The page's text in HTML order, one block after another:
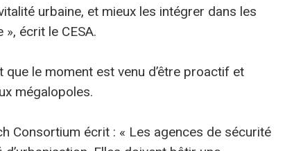
urbaine, et mieux les intégrer dans les
écrit le CESA.
le moment est venu d’être proactif et
mégalopoles.
Consortium écrit : « Les agences de sécurité